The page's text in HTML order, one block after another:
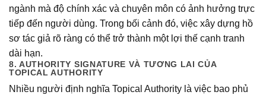
ngành mà độ chính xác và chuyên môn có ảnh hưởng trực
tiếp đến người dùng. Trong bối cảnh đó, việc xây dựng hồ
sơ tác giả rõ ràng có thể trở thành một lợi thế cạnh tranh
dài hạn.
8. AUTHORITY SIGNATURE VÀ TƯƠNG LAI CỦA
TOPICAL AUTHORITY
Nhiều người định nghĩa Topical Authority là việc bao phủ